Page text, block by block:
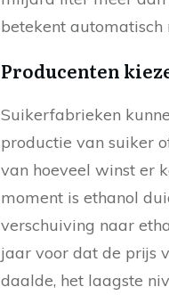
betekent automatisch
Producenten
Suikerfabrieken
productie van suiker
van hoeveel winst er
moment is ethanol
verschuiving naar
jaar voor dat de prijs
daalde, het laagste